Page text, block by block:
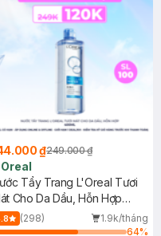
₫249.000 ₫
Tẩy Trang L'Oreal Tươi
Cho Da Dầu, Hỗn Hợp
(298)
1.9k/tháng
64%